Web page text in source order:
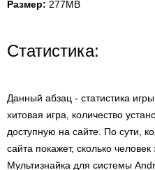
Размер: 277MB
Статистика:
Данный абзац - статистика
хитовая игра, количество
доступную на сайте. По сути,
сайта покажет, сколько
Мультизнайка для системы